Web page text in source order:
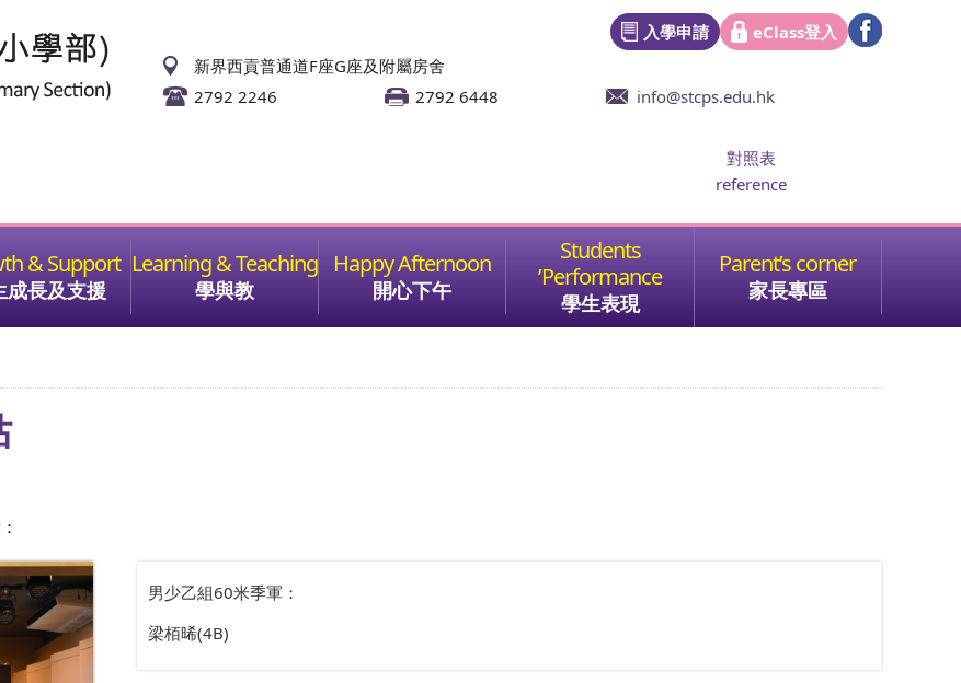
eClass登入
入學申請
新界西貢普通道F座G座及附屬房舍
2792 2246
2792 6448 info@stcps.edu.hk
對照表
reference
成長及支援 學與教 開心下午 學生表現 家長專區
男少乙組60米季軍：
梁栢晞(4B)